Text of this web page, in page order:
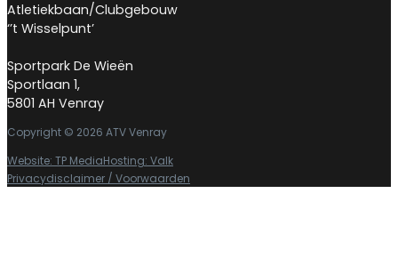
Atletiekbaan/Clubgebouw
‘’t Wisselpunt’
Sportpark De Wieën
Sportlaan 1,
5801 AH Venray
Copyright © 2026 ATV Venray
Website: TP MediaHosting: Valk
Privacydisclaimer / Voorwaarden